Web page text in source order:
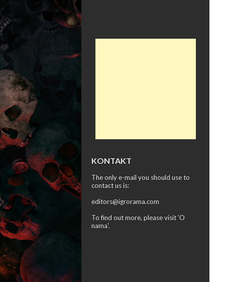
KONTAKT
The only e-mail you should use to
contact us is:
editors@igrorama.com
To find out more, please visit 'O
nama'.